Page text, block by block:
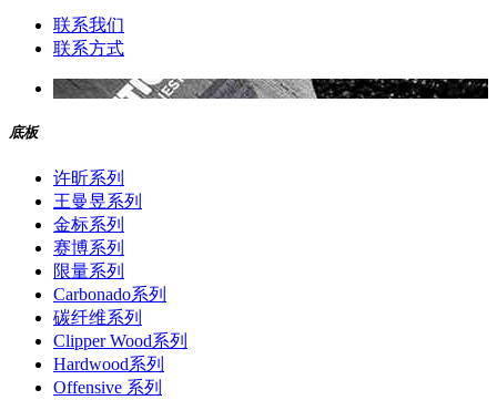
联系我们
联系方式
底板
许昕系列
王曼昱系列
金标系列
赛博系列
限量系列
Carbonado系列
碳纤维系列
Clipper Wood系列
Hardwood系列
Offensive 系列